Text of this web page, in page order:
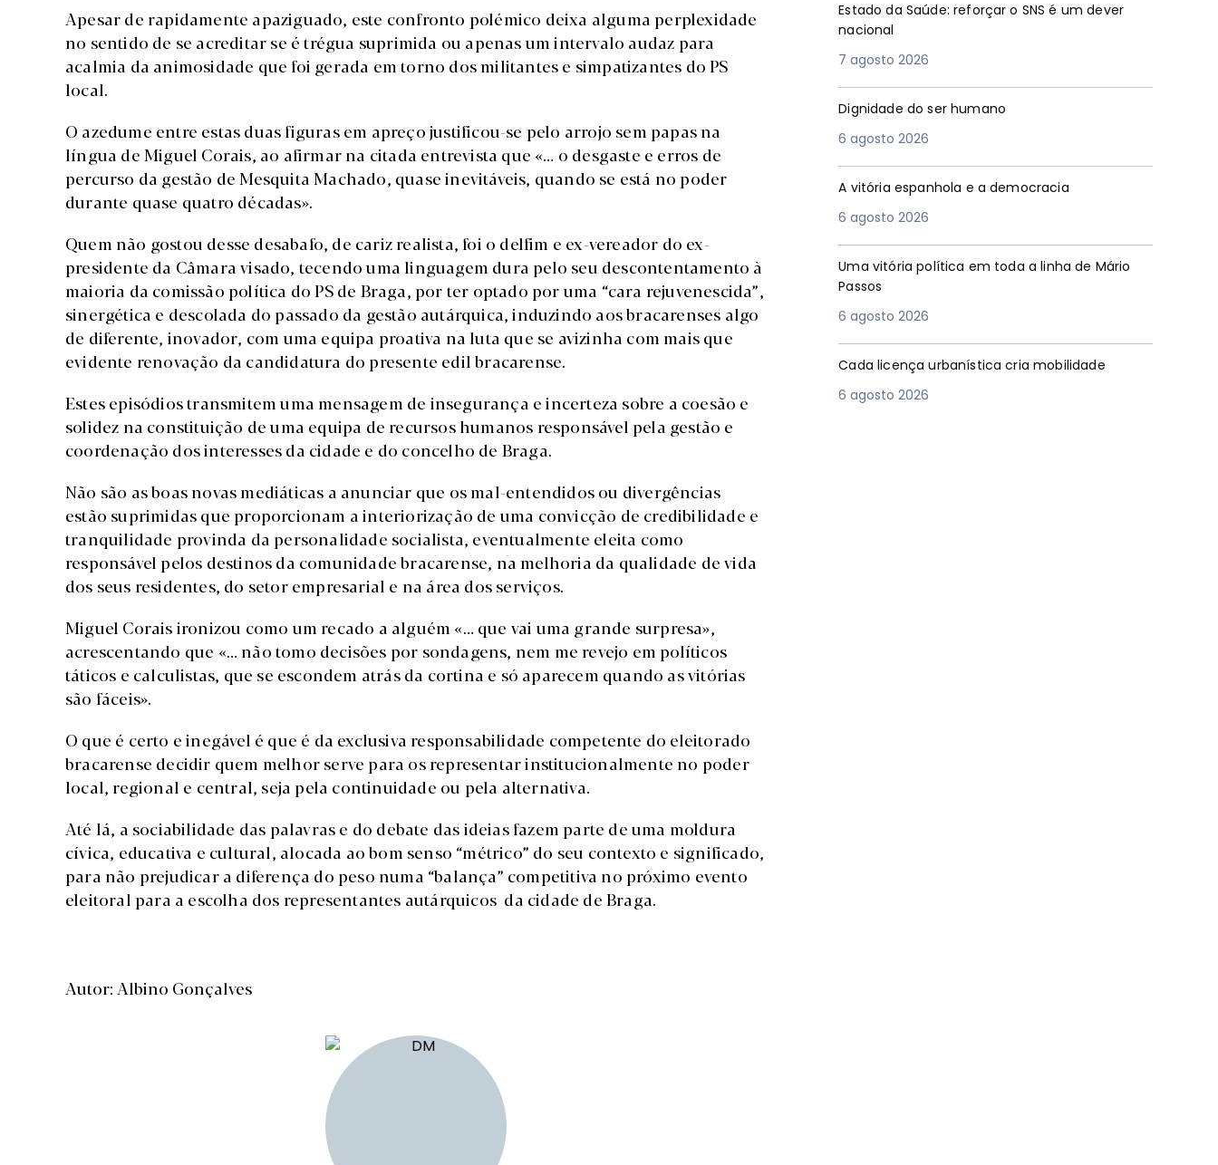
Apesar de rapidamente apaziguado, este confronto polémico deixa alguma perplexidade
no sentido de se acreditar se é trégua suprimida ou apenas um intervalo audaz para
acalmia da animosidade que foi gerada em torno dos militantes e simpatizantes do PS
local.
O azedume entre estas duas figuras em apreço justificou-se pelo arrojo sem papas na
língua de Miguel Corais, ao afirmar na citada entrevista que «… o desgaste e erros de
percurso da gestão de Mesquita Machado, quase inevitáveis, quando se está no poder
durante quase quatro décadas».
Quem não gostou desse desabafo, de cariz realista, foi o delfim e ex-vereador do ex-
presidente da Câmara visado, tecendo uma linguagem dura pelo seu descontentamento à
maioria da comissão política do PS de Braga, por ter optado por uma “cara rejuvenescida”,
sinergética e descolada do passado da gestão autárquica, induzindo aos bracarenses algo
de diferente, inovador, com uma equipa proativa na luta que se avizinha com mais que
evidente renovação da candidatura do presente edil bracarense.
Estes episódios transmitem uma mensagem de insegurança e incerteza sobre a coesão e
solidez na constituição de uma equipa de recursos humanos responsável pela gestão e
coordenação dos interesses da cidade e do concelho de Braga.
Não são as boas novas mediáticas a anunciar que os mal-entendidos ou divergências
estão suprimidas que proporcionam a interiorização de uma convicção de credibilidade e
tranquilidade provinda da personalidade socialista, eventualmente eleita como
responsável pelos destinos da comunidade bracarense, na melhoria da qualidade de vida
dos seus residentes, do setor empresarial e na área dos serviços.
Miguel Corais ironizou como um recado a alguém «… que vai uma grande surpresa»,
acrescentando que «… não tomo decisões por sondagens, nem me revejo em políticos
táticos e calculistas, que se escondem atrás da cortina e só aparecem quando as vitórias
são fáceis».
O que é certo e inegável é que é da exclusiva responsabilidade competente do eleitorado
bracarense decidir quem melhor serve para os representar institucionalmente no poder
local, regional e central, seja pela continuidade ou pela alternativa.
Até lá, a sociabilidade das palavras e do debate das ideias fazem parte de uma moldura
cívica, educativa e cultural, alocada ao bom senso “métrico” do seu contexto e significado,
para não prejudicar a diferença do peso numa “balança” competitiva no próximo evento
eleitoral para a escolha dos representantes autárquicos da cidade de Braga.
Autor: Albino Gonçalves
Estado da Saúde: reforçar o SNS é um dever
nacional
7 agosto 2026
Dignidade do ser humano
6 agosto 2026
A vitória espanhola e a democracia
6 agosto 2026
Uma vitória política em toda a linha de Mário
Passos
6 agosto 2026
Cada licença urbanística cria mobilidade
6 agosto 2026